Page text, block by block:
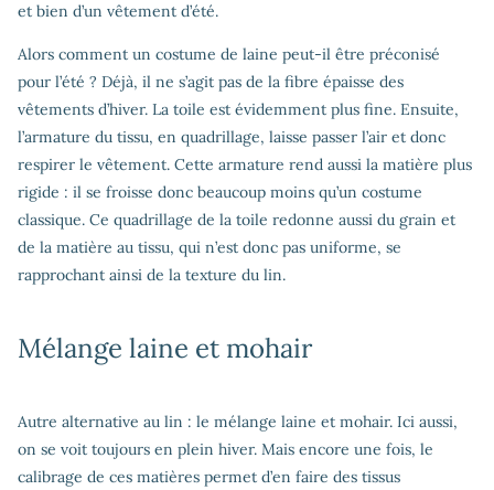
et bien d’un vêtement d’été.
Alors comment un costume de laine peut-il être préconisé
pour l’été ? Déjà, il ne s’agit pas de la fibre épaisse des
vêtements d’hiver. La toile est évidemment plus fine. Ensuite,
l’armature du tissu, en quadrillage, laisse passer l’air et donc
respirer le vêtement. Cette armature rend aussi la matière plus
rigide : il se froisse donc beaucoup moins qu’un costume
classique. Ce quadrillage de la toile redonne aussi du grain et
de la matière au tissu, qui n’est donc pas uniforme, se
rapprochant ainsi de la texture du lin.
Mélange laine et mohair
Autre alternative au lin : le mélange laine et mohair. Ici aussi,
on se voit toujours en plein hiver. Mais encore une fois, le
calibrage de ces matières permet d’en faire des tissus